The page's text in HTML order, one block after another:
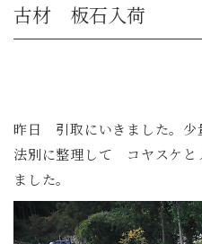
古材 板石入荷
昨日 引取にいきました。
法別に整理して コヤスケと
ました。